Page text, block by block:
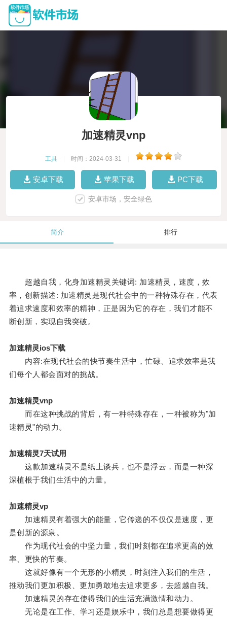
加速精灵vnp
工具 时间：2024-03-31
安卓下载 苹果下载 PC下载
安卓市场，安全绿色
简介 排行
超越自我，化身加速精灵关键词: 加速精灵，速度，效
率，创新描述: 加速精灵是现代社会中的一种特殊存在，代表
着追求速度和效率的精神，正是因为它的存在，我们才能不
断创新，实现自我突破。
加速精灵ios下载
内容:在现代社会的快节奏生活中，忙碌、追求效率是我
们每个人都会面对的挑战。
加速精灵vnp
而在这种挑战的背后，有一种特殊存在，一种被称为"加
速精灵"的动力。
加速精灵7天试用
这款加速精灵不是纸上谈兵，也不是浮云，而是一种深
深植根于我们生活中的力量。
加速精灵vp
加速精灵有着强大的能量，它传递的不仅仅是速度，更
是创新的源泉。
作为现代社会的中坚力量，我们时刻都在追求更高的效
率、更快的节奏。
这就好像有一个无形的小精灵，时刻注入我们的生活，
推动我们更加积极、更加勇敢地去追求更多，去超越自我。
加速精灵的存在使得我们的生活充满激情和动力。
无论是在工作、学习还是娱乐中，我们总是想要做得更